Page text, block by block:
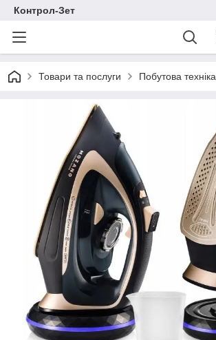
Контрол-Зет
Товари та послуги Побутова техніка